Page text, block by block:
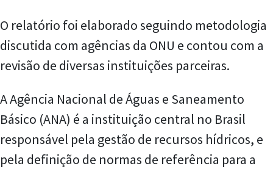
O relatório foi elaborado seguindo metodologia
discutida com agências da ONU e contou com a
revisão de diversas instituições parceiras.
A Agência Nacional de Águas e Saneamento
Básico (ANA) é a instituição central no Brasil
responsável pela gestão de recursos hídricos, e
pela definição de normas de referência para a